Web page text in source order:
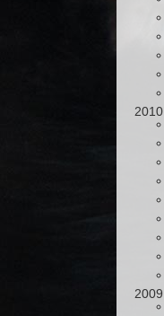
2010
2009